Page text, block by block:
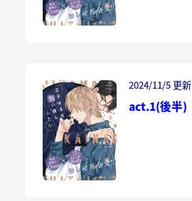
2024/11/5 更新
act.1(後半)